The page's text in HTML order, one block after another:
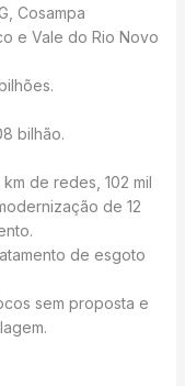
Cosampa
e Vale do Rio Novo
bilhão.
de redes, 102 mil
de 12
de esgoto
sem proposta e